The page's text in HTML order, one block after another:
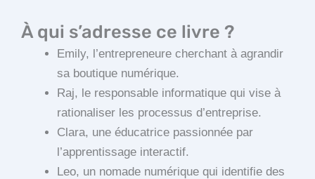
À qui s’adresse ce livre ?
Emily, l’entrepreneure cherchant à agrandir
sa boutique numérique.
Raj, le responsable informatique qui vise à
rationaliser les processus d’entreprise.
Clara, une éducatrice passionnée par
l’apprentissage interactif.
Leo, un nomade numérique qui identifie des